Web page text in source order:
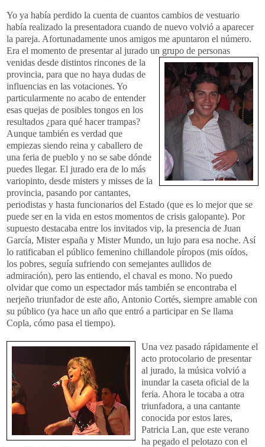
Yo ya había perdido la cuenta de cuantos cambios de vestuario
había realizado la presentadora cuando de nuevo volvió a aparecer
la pareja. Afortunadamente unos amigos me apuntaron el número.
Era el momento de presentar al jurado un grupo de personas
venidas desde distintos rincones de la
provincia, para que no haya dudas de
influencias en las votaciones. Yo
particularmente no acabo de entender
esas quejas de posibles tongos en los
resultados ¿para qué hacer trampas?
Aunque también es verdad que
empiezas siendo reina y caballero de
una feria de pueblo y no se sabe dónde
puedes llegar. El jurado era de lo más
variopinto, desde misters y misses de la
provincia, pasando por cantantes,
periodistas y hasta funcionarios del Estado (que es lo mejor que se
puede ser en la vida en estos momentos de crisis galopante). Por
supuesto destacaba entre los invitados vip, la presencia de Juan
García, Mister españa y Mister Mundo, un lujo para esa noche. Así
lo ratificaban el público femenino chillandole píropos (mis oídos,
los pobres, seguía sufriendo con semejantes aullidos de
admiración), pero las entiendo, el chaval es mono. No puedo
olvidar que como un espectador más también se encontraba el
nerjeño triunfador de este año, Antonio Cortés, siempre amable con
su público (ya hace un año que entró a participar en Se llama
Copla, cómo pasa el tiempo).
Una vez pasado rápidamente el
acto protocolario de presentar
al jurado, la música volvió a
inundar la caseta oficial de la
feria. Ahora le tocaba a otra
triunfadora, a una cantante
conocida por estos lares,
Patricia Lan, que este verano
ha pegado el pelotazo con el